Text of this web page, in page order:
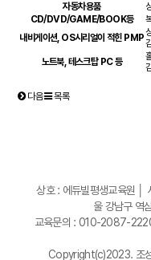
자동차용품
CD/DVD/GAME/BOOK등
내비게이션, OS시리얼이 적힌 PMP
노트북, 테스크탑 PC 등
다음 목록
상호 : 에듀빌평생교육원 │
울 강남구 역
교육문의 : 010-2087-
Copyright(c)2023. 조